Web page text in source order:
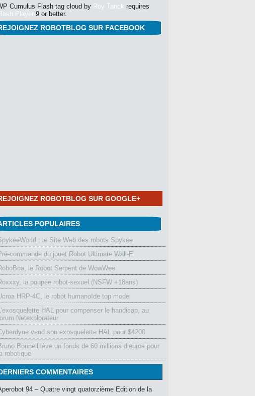
Cumulus Flash tag cloud by Roy Tanck requires
Player 9 or better.
ROBOTBLOG SUR FACEBOOK
ROBOTBLOG SUR GOOGLE+
POPULAIRES
: le Site Web des robots Spykee
commande du jouet Robot Ultimate Wall-E
le Robot Serpent de WowWee
la poupée robot-sexuel (NSFW +18ans)
HRP-4C, le robot humanoïde top model
HAL pour compenser le handicap, au
Netexplorateur
vend son exosquelette HAL pour $4200
Bonnell lève un fonds de 60 millions d’euros pour
robotique
COMMENTAIRES
94 – Quatre vingt quatorzième Edition de la